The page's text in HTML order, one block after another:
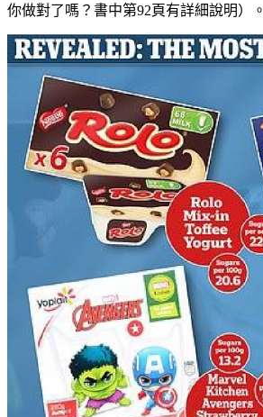
你做對了嗎？書中第92頁有詳細說明）。